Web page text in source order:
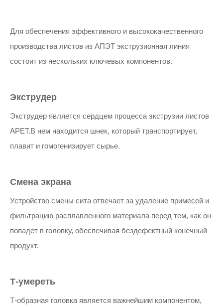
Для обеспечения эффективного и высококачественного
производства листов из АПЭТ экструзионная линия
состоит из нескольких ключевых компонентов.
Экструдер
Экструдер является сердцем процесса экструзии листов
APET.В нем находится шнек, который транспортирует,
плавит и гомогенизирует сырье.
Смена экрана
Устройство смены сита отвечает за удаление примесей и
фильтрацию расплавленного материала перед тем, как он
попадет в головку, обеспечивая бездефектный конечный
продукт.
Т-умереть
Т-образная головка является важнейшим компонентом,